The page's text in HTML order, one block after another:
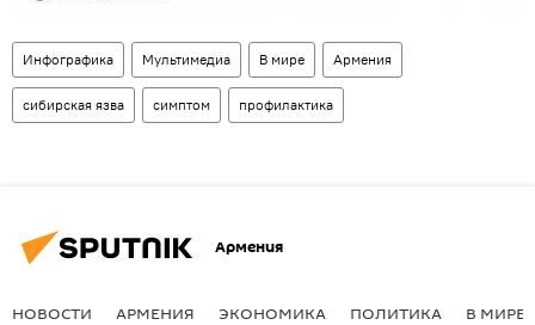
Инфографика Мультимедиа В мире Армения
сибирская язва симптом профилактика
Армения
НОВОСТИ АРМЕНИЯ ЭКОНОМИКА ПОЛИТИКА В МИРЕ